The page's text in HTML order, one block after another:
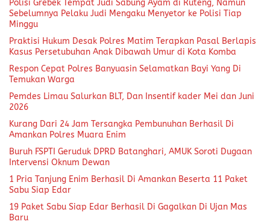
Polisi Grebek Tempat Judi Sabung Ayam di Ruteng, Namun
Sebelumnya Pelaku Judi Mengaku Menyetor ke Polisi Tiap
Minggu
Praktisi Hukum Desak Polres Matim Terapkan Pasal Berlapis
Kasus Persetubuhan Anak Dibawah Umur di Kota Komba
Respon Cepat Polres Banyuasin Selamatkan Bayi Yang Di
Temukan Warga
Pemdes Limau Salurkan BLT, Dan Insentif kader Mei dan Juni
2026
Kurang Dari 24 Jam Tersangka Pembunuhan Berhasil Di
Amankan Polres Muara Enim
Buruh FSPTI Geruduk DPRD Batanghari, AMUK Soroti Dugaan
Intervensi Oknum Dewan
1 Pria Tanjung Enim Berhasil Di Amankan Beserta 11 Paket
Sabu Siap Edar
19 Paket Sabu Siap Edar Berhasil Di Gagalkan Di Ujan Mas
Baru